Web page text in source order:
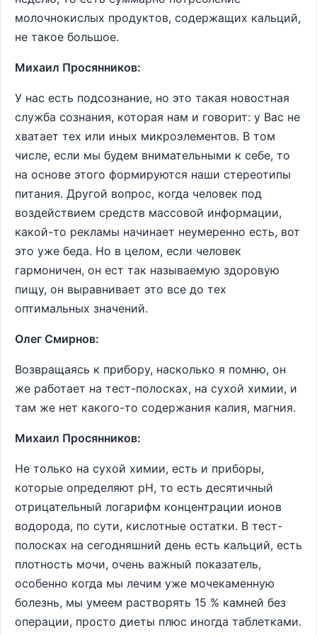
молочнокислых продуктов, содержащих кальций,
не такое большое.
Михаил Просянников:
У нас есть подсознание, но это такая новостная
служба сознания, которая нам и говорит: у Вас не
хватает тех или иных микроэлементов. В том
числе, если мы будем внимательными к себе, то
на основе этого формируются наши стереотипы
питания. Другой вопрос, когда человек под
воздействием средств массовой информации,
какой-то рекламы начинает неумеренно есть, вот
это уже беда. Но в целом, если человек
гармоничен, он ест так называемую здоровую
пищу, он выравнивает это все до тех
оптимальных значений.
Олег Смирнов:
Возвращаясь к прибору, насколько я помню, он
же работает на тест-полосках, на сухой химии, и
там же нет какого-то содержания калия, магния.
Михаил Просянников:
Не только на сухой химии, есть и приборы,
которые определяют pH, то есть десятичный
отрицательный логарифм концентрации ионов
водорода, по сути, кислотные остатки. В тест-
полосках на сегодняшний день есть кальций, есть
плотность мочи, очень важный показатель,
особенно когда мы лечим уже мочекаменную
болезнь, мы умеем растворять 15 % камней без
операции, просто диеты плюс иногда таблетками.